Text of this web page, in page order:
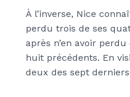
À l’inverse, Nice
perdu trois de ses
après n’en avoir
huit précédents. En
deux des sept